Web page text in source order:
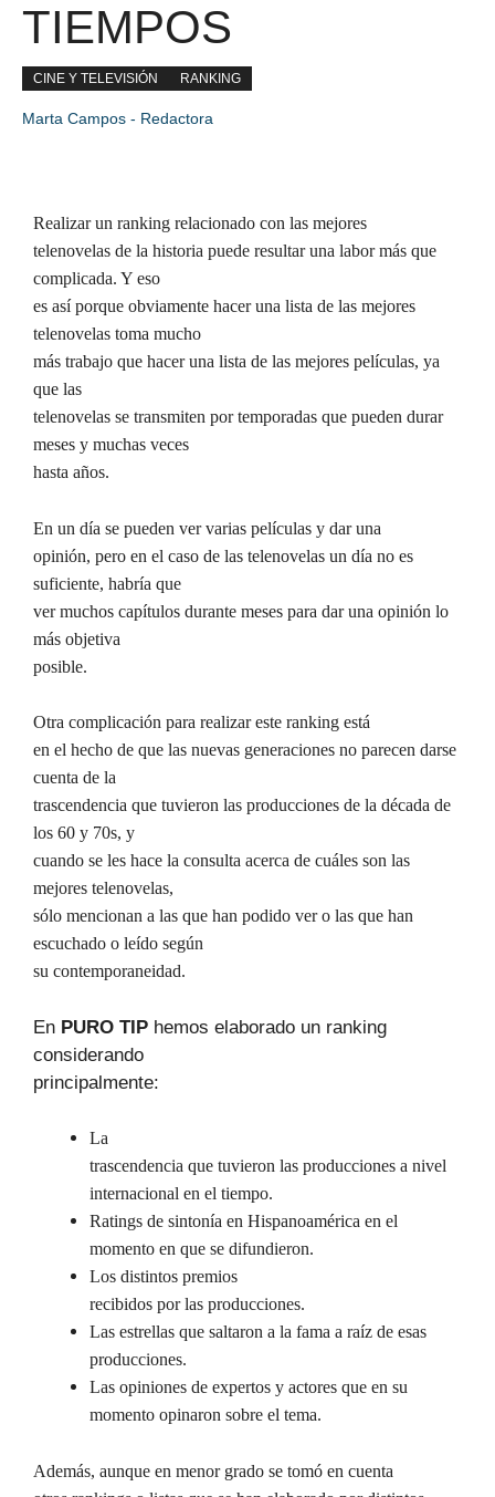
TIEMPOS
CINE Y TELEVISIÓN RANKING
Marta Campos - Redactora
Realizar un ranking relacionado con las mejores
telenovelas de la historia puede resultar una labor más que
complicada. Y eso
es así porque obviamente hacer una lista de las mejores
telenovelas toma mucho
más trabajo que hacer una lista de las mejores películas, ya
que las
telenovelas se transmiten por temporadas que pueden durar
meses y muchas veces
hasta años.
En un día se pueden ver varias películas y dar una
opinión, pero en el caso de las telenovelas un día no es
suficiente, habría que
ver muchos capítulos durante meses para dar una opinión lo
más objetiva
posible.
Otra complicación para realizar este ranking está
en el hecho de que las nuevas generaciones no parecen darse
cuenta de la
trascendencia que tuvieron las producciones de la década de
los 60 y 70s, y
cuando se les hace la consulta acerca de cuáles son las
mejores telenovelas,
sólo mencionan a las que han podido ver o las que han
escuchado o leído según
su contemporaneidad.
En PURO TIP hemos elaborado un ranking
considerando
principalmente:
La
trascendencia que tuvieron las producciones a nivel
internacional en el tiempo.
Ratings de sintonía en Hispanoamérica en el
momento en que se difundieron.
Los distintos premios
recibidos por las producciones.
Las estrellas que saltaron a la fama a raíz de esas
producciones.
Las opiniones de expertos y actores que en su
momento opinaron sobre el tema.
Además, aunque en menor grado se tomó en cuenta